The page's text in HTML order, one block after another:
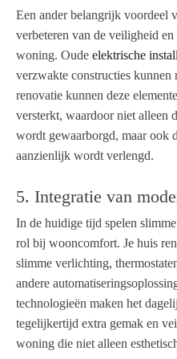
Een ander belangrijk voordeel
verbeteren van de veiligheid
woning. Oude elektrische
verzwakte constructies kunnen
renovatie kunnen deze
versterkt, waardoor niet alleen
wordt gewaarborgd, maar ook
aanzienlijk wordt verlengd.
5. Integratie van
In de huidige tijd spelen
rol bij wooncomfort. Je huis
slimme verlichting,
andere
technologieën maken het
tegelijkertijd extra gemak en
woning die niet alleen